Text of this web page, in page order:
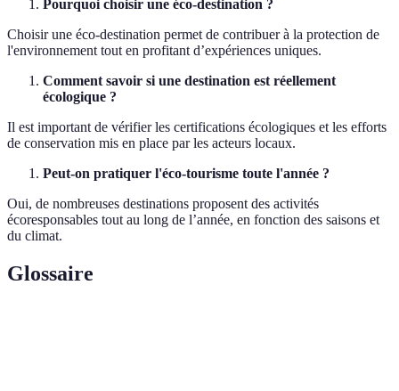
Pourquoi choisir une éco-destination ?
Choisir une éco-destination permet de contribuer à la protection de
l'environnement tout en profitant d’expériences uniques.
Comment savoir si une destination est réellement
écologique ?
Il est important de vérifier les certifications écologiques et les efforts
de conservation mis en place par les acteurs locaux.
Peut-on pratiquer l'éco-tourisme toute l'année ?
Oui, de nombreuses destinations proposent des activités
écoresponsables tout au long de l’année, en fonction des saisons et
du climat.
Glossaire